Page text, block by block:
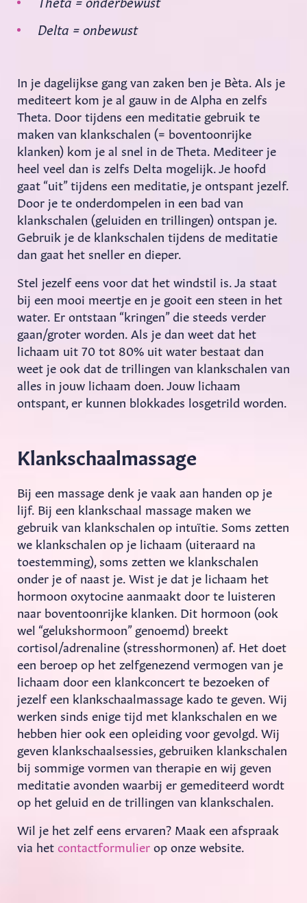
Delta = onbewust
In je dagelijkse gang van zaken ben je Bèta. Als je
mediteert kom je al gauw in de Alpha en zelfs
Theta. Door tijdens een meditatie gebruik te
maken van klankschalen (= boventoonrijke
klanken) kom je al snel in de Theta. Mediteer je
heel veel dan is zelfs Delta mogelijk. Je hoofd
gaat “uit” tijdens een meditatie, je ontspant jezelf.
Door je te onderdompelen in een bad van
klankschalen (geluiden en trillingen) ontspan je.
Gebruik je de klankschalen tijdens de meditatie
dan gaat het sneller en dieper.
Stel jezelf eens voor dat het windstil is. Ja staat
bij een mooi meertje en je gooit een steen in het
water. Er ontstaan “kringen” die steeds verder
gaan/groter worden. Als je dan weet dat het
lichaam uit 70 tot 80% uit water bestaat dan
weet je ook dat de trillingen van klankschalen van
alles in jouw lichaam doen. Jouw lichaam
ontspant, er kunnen blokkades losgetrild worden.
Klankschaalmassage
Bij een massage denk je vaak aan handen op je
lijf. Bij een klankschaal massage maken we
gebruik van klankschalen op intuïtie. Soms zetten
we klankschalen op je lichaam (uiteraard na
toestemming), soms zetten we klankschalen
onder je of naast je. Wist je dat je lichaam het
hormoon oxytocine aanmaakt door te luisteren
naar boventoonrijke klanken. Dit hormoon (ook
wel “gelukshormoon” genoemd) breekt
cortisol/adrenaline (stresshormonen) af. Het doet
een beroep op het zelfgenezend vermogen van je
lichaam door een klankconcert te bezoeken of
jezelf een klankschaalmassage kado te geven. Wij
werken sinds enige tijd met klankschalen en we
hebben hier ook een opleiding voor gevolgd. Wij
geven klankschaalsessies, gebruiken klankschalen
bij sommige vormen van therapie en wij geven
meditatie avonden waarbij er gemediteerd wordt
op het geluid en de trillingen van klankschalen.
Wil je het zelf eens ervaren? Maak een afspraak
via hetcontactformulierop onze website.